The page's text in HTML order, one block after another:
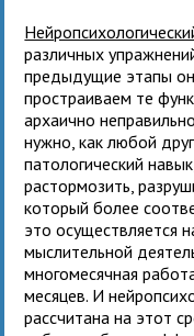
различных
предыдущие этапы
простраиваем те
архаично
нужно, как любой
патологический
растормозить,
который более
это осуществляется
мыслительной
многомесячная
месяцев. И
рассчитана на этот